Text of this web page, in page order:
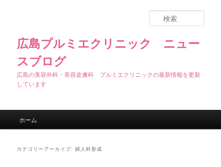
広島プルミエクリニック ニュー
スブログ
広島の美容外科・美容皮膚科 プルミエクリニックの最新情報を更新
しています
索
メインコンテンツへ移動
サブコンテンツへ移動
ホーム
カテゴリーアーカイブ:婦人科形成